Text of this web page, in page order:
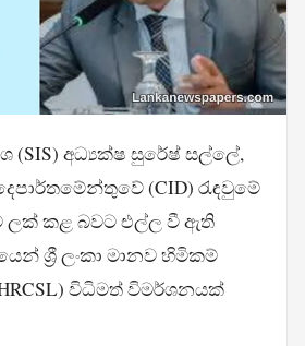
(SIS) අධ්‍යක්ෂ සුරේෂ් සල්ලේ,
(CID) රැඳවුමේ
ලක් කළ බවට එල්ල වී ඇති
ශ්‍රී ලංකා මානව හිමිකම්
විධිමත් විමර්ශනයක්